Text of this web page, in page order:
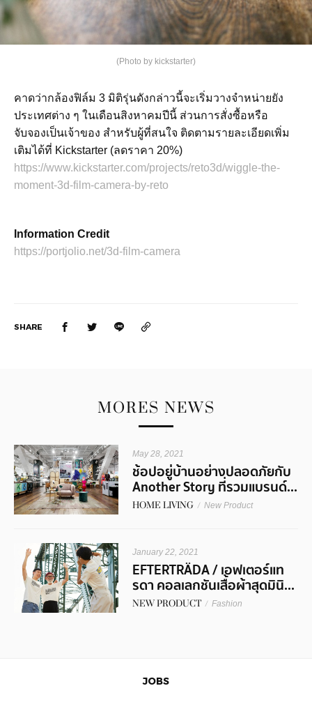
(Photo by kickstarter)
คาดว่ากล้องฟิล์ม 3 มิติรุ่นดังกล่าวนี้จะเริ่มวางจำหน่ายยัง
ประเทศต่าง ๆ ในเดือนสิงหาคมปีนี้ ส่วนการสั่งซื้อหรือ
จับจองเป็นเจ้าของ สำหรับผู้ที่สนใจ ติดตามรายละเอียดเพิ่ม
เติมได้ที่ Kickstarter (ลดราคา 20%)
https://www.kickstarter.com/projects/reto3d/wiggle-the-
moment-3d-film-camera-by-reto
Information Credit
https://portjolio.net/3d-film-camera
SHARE
MORES NEWS
May 28, 2021
ช้อปอยู่บ้านอย่างปลอดภัยกับ
Another Story ที่รวมแบรนด์...
HOME LIVING / New Product
January 22, 2021
EFTERTRÄDA / เอฟเตอร์แท
รดา คอลเลกชันเสื้อผ้าสุดมินิ...
NEW PRODUCT / Fashion
JOBS